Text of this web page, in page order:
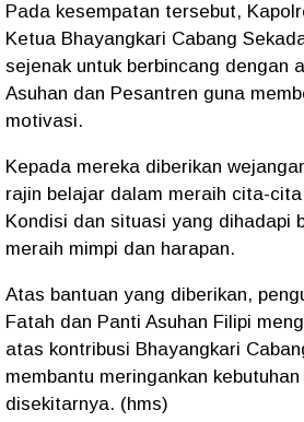
Pada kesempatan tersebut,
Ketua Bhayangkari Cabang
sejenak untuk berbincang dengan
Asuhan dan Pesantren guna
motivasi.
Kepada mereka diberikan
rajin belajar dalam meraih cita-
Kondisi dan situasi yang dihadapi
meraih mimpi dan harapan.
Atas bantuan yang diberikan,
Fatah dan Panti Asuhan Filipi
atas kontribusi Bhayangkari
membantu meringankan
disekitarnya. (hms)